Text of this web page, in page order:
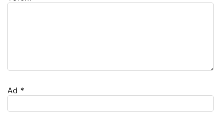
Ad *